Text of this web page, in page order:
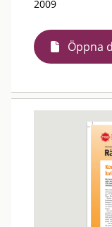
2009
Öppna